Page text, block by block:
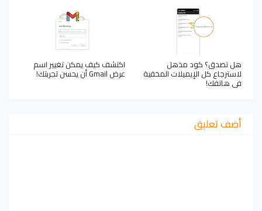
هل تصدق؟ كود مذهل
لاسترجاع كل الإيميلات المخفية
في هاتفك!
اكتشف كيف يمكن تغيير اسم
عرض Gmail أن يحسن تجربتك!
أضف تعليق